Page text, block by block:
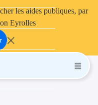
les aides publiques, par
Eyrolles
Projets finançables
Aides à
Aides